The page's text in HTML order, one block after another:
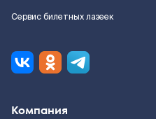
Сервис билетных лазеек
Компания